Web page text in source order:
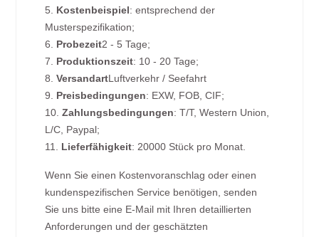
5. Kostenbeispiel: entsprechend der
Musterspezifikation;
6. Probezeit2 - 5 Tage;
7. Produktionszeit: 10 - 20 Tage;
8.VersandartLuftverkehr / Seefahrt
9. Preisbedingungen: EXW, FOB, CIF;
10.Zahlungsbedingungen: T/T, Western Union,
L/C, Paypal;
11. Lieferfähigkeit: 20000 Stück pro Monat.
Wenn Sie einen Kostenvoranschlag oder einen
kundenspezifischen Service benötigen, senden
Sie uns bitte eine E-Mail mit Ihren detaillierten
Anforderungen und der geschätzten